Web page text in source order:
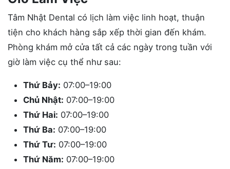
Tâm Nhật Dental có lịch làm việc linh hoạt, thuận
tiện cho khách hàng sắp xếp thời gian đến khám.
Phòng khám mở cửa tất cả các ngày trong tuần với
giờ làm việc cụ thể như sau:
Thứ Bảy: 07:00–19:00
Chủ Nhật: 07:00–19:00
Thứ Hai: 07:00–19:00
Thứ Ba: 07:00–19:00
Thứ Tư: 07:00–19:00
Thứ Năm: 07:00–19:00